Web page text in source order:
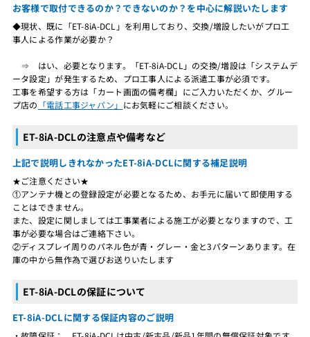
お客様で取付できるのか？できないのか？を中心に解説いたします
◆現状、既に「ET-8iA-DCL」を利用しており、交換/増設したいがプロ工
事人による作業が必要か？
⇒ はい、必要となります。「ET-8iA-DCL」の交換/増設は「システムデ
ータ設定」が発生するため、プロ工事人による派遣工事が必須です。
工事を希望する方は「カート画面の備考欄」にご入力いただくか、グルー
プ店の 「電話工事ジャパン」 にお気軽にご相談ください。
ET-8iA-DCLの注意点や備考など
上記で説明しきれなかったET-8iA-DCLに関する補足説明
★ご注意ください★
①アンテナ機との登録設定が必要となるため、お手元に届いて即使用する
ことはできません。
また、設定に関しましては工事業者による施工が必要となりますので、工
事が必要な場合はご連絡下さい。
②ディスプレイ周りのパネル色が青・グレー・金と3パターンあります。在
庫の中から無作為で選びお送りいたします
ET-8iA-DCLの保証について
ET-8iA-DCLに関する保証内容のご説明